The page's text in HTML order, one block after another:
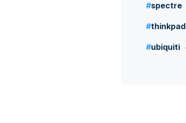
spectre
thinkpad
ubiquiti